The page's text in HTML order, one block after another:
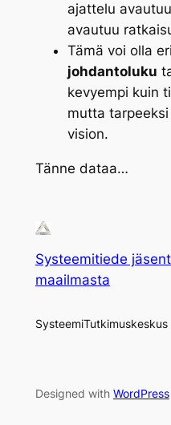
ajattelu
avautuu
Tämä voi olla
johdantoluku
kevyempi kuin
mutta
vision.
Tänne dataa…
Systeemitiede
maailmasta
SysteemiTutkimuskeskus
Designed with WordPress